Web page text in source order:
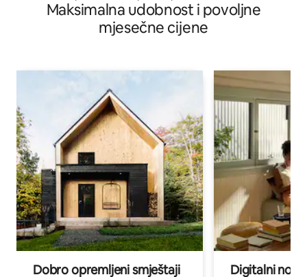
Maksimalna udobnost i povoljne
mjesečne cijene
Dobro opremljeni smještaji Digitalni